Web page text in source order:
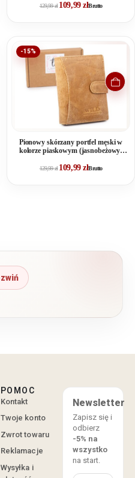
129,99zł 109,99złBrutto
-15%
Pionowy skórzany portfel męski w
kolorze piaskowym (jasnobeżowy)
129,99zł 109,99złBrutto
POMOC
Kontakt
Twoje konto
Zwrot towaru
Reklamacje
Wysyłka i
Newsletter
Zapisz się i
odbierz
-5% na
wszystko
na start.